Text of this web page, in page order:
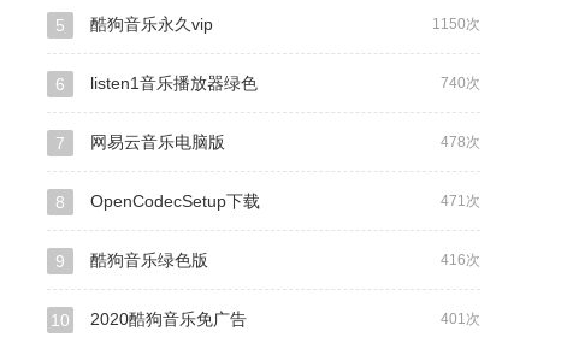
1150次
5 酷狗音乐永久vip
740次
6 listen1音乐播放器绿色
478次
7 网易云音乐电脑版
471次
8 OpenCodecSetup下载
416次
9 酷狗音乐绿色版
401次
10 2020酷狗音乐免广告